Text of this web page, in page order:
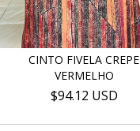
CINTO FIVELA CREPE
VERMELHO
$94.12 USD